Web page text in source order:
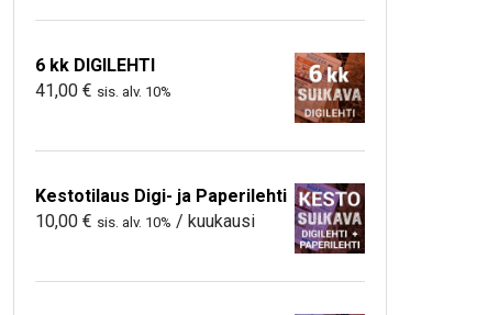
6 kk DIGILEHTI
41,00 € sis. alv. 10%
Kestotilaus Digi- ja Paperilehti
10,00 € sis. alv. 10% / kuukausi